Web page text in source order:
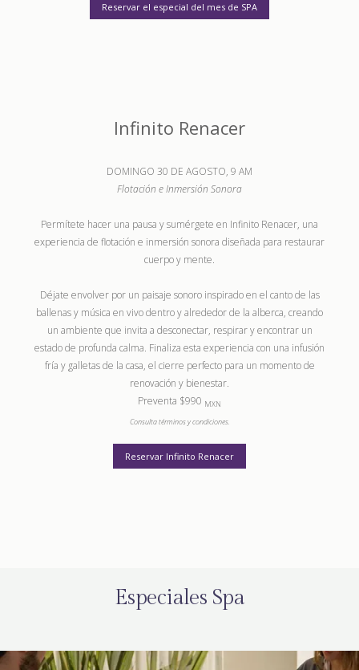
Reservar el especial del mes de SPA
Infinito Renacer
DOMINGO 30 DE AGOSTO, 9 AM
Flotación e Inmersión Sonora
Permítete hacer una pausa y sumérgete en Infinito Renacer, una
experiencia de flotación e inmersión sonora diseñada para restaurar
cuerpo y mente.
Déjate envolver por un paisaje sonoro inspirado en el canto de las
ballenas y música en vivo dentro y alrededor de la alberca, creando
un ambiente que invita a desconectar, respirar y encontrar un
estado de profunda calma. Finaliza esta experiencia con una infusión
fría y galletas de la casa, el cierre perfecto para un momento de
renovación y bienestar.
Preventa $990 MXN
Consulta términos y condiciones.
Reservar Infinito Renacer
Especiales Spa